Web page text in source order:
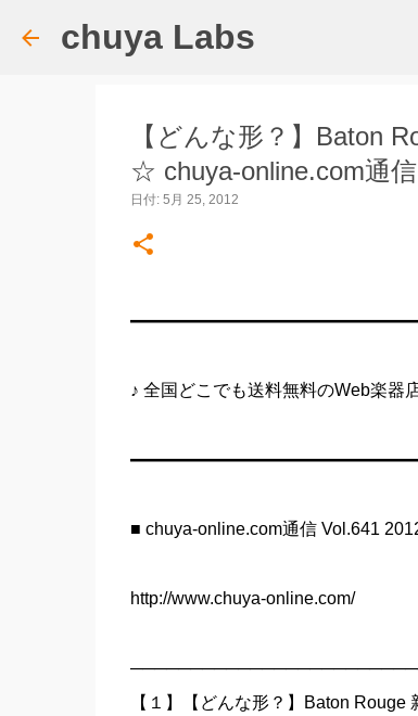
chuya Labs
【どんな形？】Baton
☆ chuya-online.com通
日付: 5月 25, 2012
♪ 全国どこでも送料無料のWeb楽器
■ chuya-online.com通信 Vol.641
http://www.chuya-online.com/
【１】【どんな形？】Baton